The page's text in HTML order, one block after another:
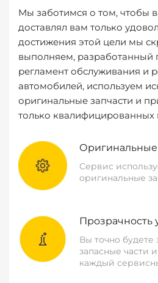
Мы заботимся о том, чтобы
доставлял вам только
достижения этой цели мы
выполняем, разработанный
регламент обслуживания и
автомобилей, используем
оригинальные запчасти и
только квалифицированных
Оригинальные
Сервис
оригинальные
Прозрачность
Вы точно будете
запасные части
каждый